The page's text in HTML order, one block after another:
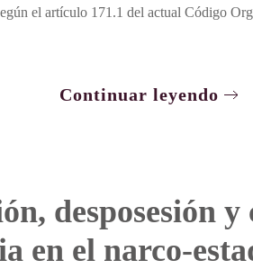
el artículo 171.1 del actual Código
Continuar leyendo
desposesión
en el narco-